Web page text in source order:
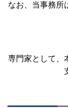
なお、当事務所
専門家として、